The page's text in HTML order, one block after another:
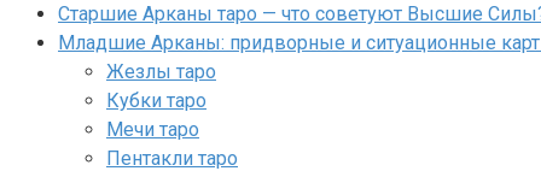
Старшие Арканы таро — что советуют Высшие
Младшие Арканы: придворные и ситуационные
Жезлы таро
Кубки таро
Мечи таро
Пентакли таро